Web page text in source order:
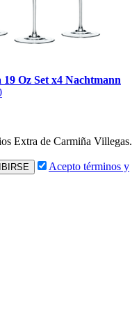
Oz Set x4 Nachtmann
Extra de Carmiña Villegas.
Acepto términos y